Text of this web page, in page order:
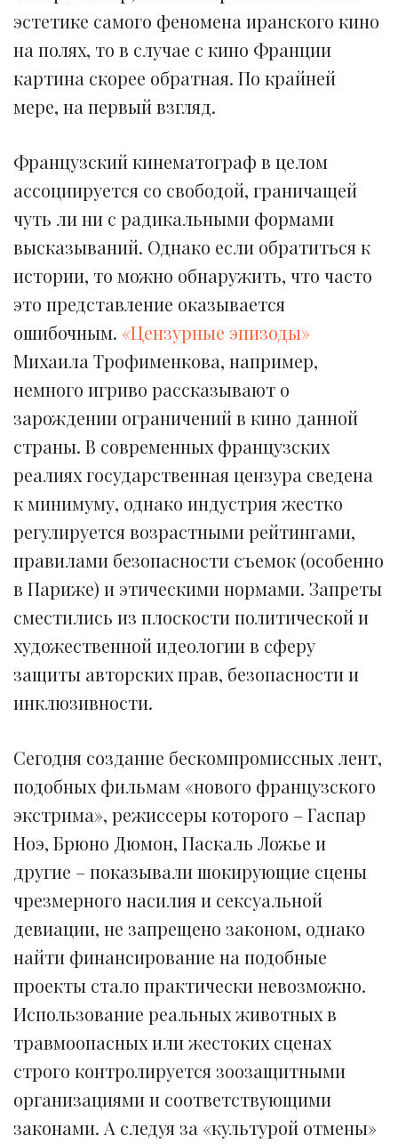
эстетике самого феномена иранского кино
на полях, то в случае с кино Франции
картина скорее обратная. По крайней
мере, на первый взгляд.
Французский кинематограф в целом
ассоциируется со свободой, граничащей
чуть ли ни с радикальными формами
высказываний. Однако если обратиться к
истории, то можно обнаружить, что часто
это представление оказывается
ошибочным. «Цензурные эпизоды»
Михаила Трофименкова, например,
немного игриво рассказывают о
зарождении ограничений в кино данной
страны. В современных французских
реалиях государственная цензура сведена
к минимуму, однако индустрия жестко
регулируется возрастными рейтингами,
правилами безопасности съемок (особенно
в Париже) и этическими нормами. Запреты
сместились из плоскости политической и
художественной идеологии в сферу
защиты авторских прав, безопасности и
инклюзивности.
Сегодня создание бескомпромиссных лент,
подобных фильмам «нового французского
экстрима», режиссеры которого – Гаспар
Ноэ, Брюно Дюмон, Паскаль Ложье и
другие – показывали шокирующие сцены
чрезмерного насилия и сексуальной
девиации, не запрещено законом, однако
найти финансирование на подобные
проекты стало практически невозможно.
Использование реальных животных в
травмоопасных или жестоких сценах
строго контролируется зоозащитными
организациями и соответствующими
законами. А следуя за «культурой отмены»